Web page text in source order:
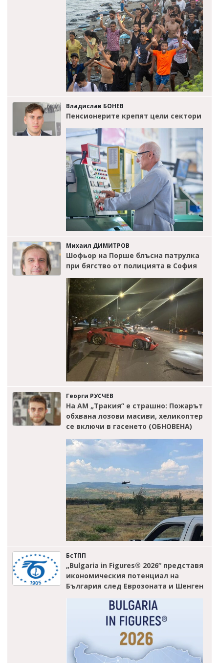
Владислав БОНЕВ
Пенсионерите крепят цели сектори
Михаил ДИМИТРОВ
Шофьор на Порше блъсна патрулка
при бягство от полицията в София
Георги РУСЧЕВ
На АМ „Тракия” е страшно: Пожарът
обхвана лозови масиви, хеликоптер
се включи в гасенето (ОБНОВЕНА)
БсТПП
„Bulgaria in Figures® 2026“ представя
икономическия потенциал на
България след Еврозоната и Шенген